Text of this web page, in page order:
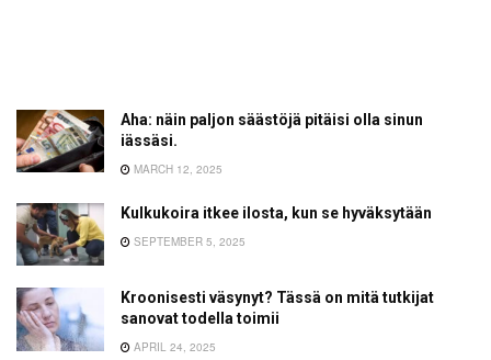
Aha: näin paljon säästöjä pitäisi olla sinun
iässäsi.
MARCH 12, 2025
Kulkukoira itkee ilosta, kun se hyväksytään
SEPTEMBER 5, 2025
Kroonisesti väsynyt? Tässä on mitä tutkijat
sanovat todella toimii
APRIL 24, 2025